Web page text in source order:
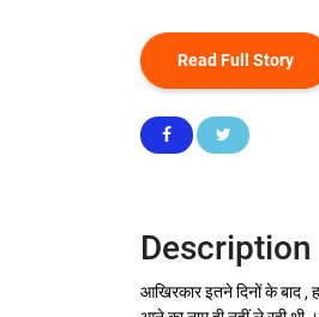
Read Full Story
Description
आखिरकार इतने दिनों के बाद ,